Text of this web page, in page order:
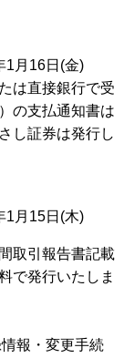
1月16日(金)
は直接銀行で受
の支払通知書は
し証券は発行し
1月15日(木)
取引報告書記載
で発行いたしま
報・変更手続